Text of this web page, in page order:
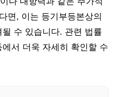
면, 이는 등기부등본상의
수 있습니다. 관련 법률
서 더욱 자세히 확인할 수